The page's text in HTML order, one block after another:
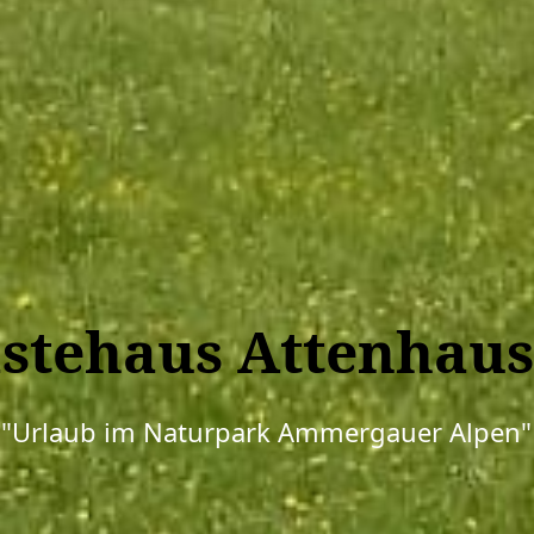
"Urlaub im Naturpark Ammergauer Alpen"